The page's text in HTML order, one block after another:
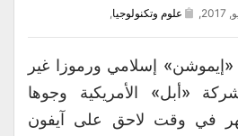
علوم وتكنولوجيا,
إسلامي ورموزا غير
«أبل» الأمريكية وجوها
في وقت لاحق على آيفون